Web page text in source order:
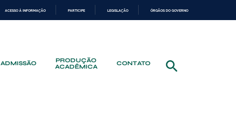
ACESSO À INFORMAÇÃO PARTICIPE LEGISLAÇÃO ÓRGÃOS DO GOVERNO
ADMISSÃO
PRODUÇÃO
ACADÊMICA
CONTATO